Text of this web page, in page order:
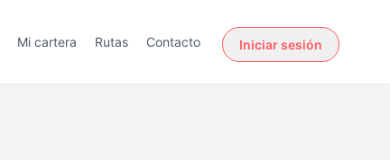
Mi cartera Rutas Contacto Iniciar sesión